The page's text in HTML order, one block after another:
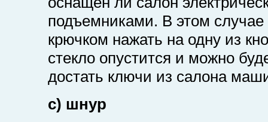
подъемниками. В этом случае
крючком нажать на одну из
стекло опустится и можно
достать ключи из салона
c) шнур